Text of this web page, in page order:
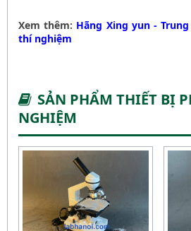
Xem thêm: Hãng Xing yun - Trung
thí nghiệm
SẢN PHẨM THIẾT BỊ
NGHIỆM